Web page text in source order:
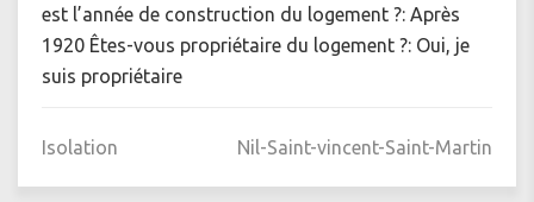
est l’année de construction du logement ?: Après
1920 Êtes-vous propriétaire du logement ?: Oui, je
suis propriétaire
Isolation Nil-Saint-vincent-Saint-Martin